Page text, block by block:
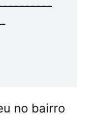
no bairro